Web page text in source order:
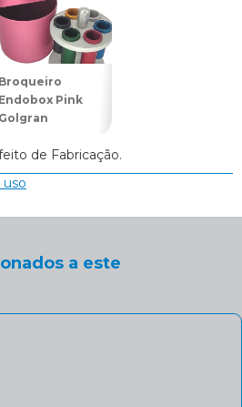
Broqueiro
Endobox Pink
Golgran
de Fabricação.
uso
a este